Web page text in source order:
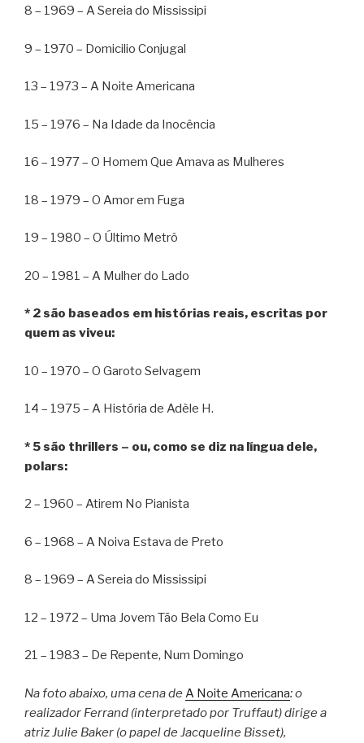
8 – 1969 – A Sereia do Mississipi
9 – 1970 – Domicilio Conjugal
13 – 1973 – A Noite Americana
15 – 1976 – Na Idade da Inocência
16 – 1977 – O Homem Que Amava as Mulheres
18 – 1979 – O Amor em Fuga
19 – 1980 – O Último Metrô
20 – 1981 – A Mulher do Lado
* 2 são baseados em histórias reais, escritas por
quem as viveu:
10 – 1970 – O Garoto Selvagem
14 – 1975 – A História de Adèle H.
* 5 são thrillers – ou, como se diz na língua dele,
polars:
2 – 1960 – Atirem No Pianista
6 – 1968 – A Noiva Estava de Preto
8 – 1969 – A Sereia do Mississipi
12 – 1972 – Uma Jovem Tão Bela Como Eu
21 – 1983 – De Repente, Num Domingo
Na foto abaixo, uma cena de A Noite Americana: o
realizador Ferrand (interpretado por Truffaut) dirige a
atriz Julie Baker (o papel de Jacqueline Bisset),